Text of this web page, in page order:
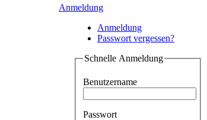
Anmeldung
Anmeldung
Passwort vergessen?
Schnelle Anmeldung
Benutzername
Passwort